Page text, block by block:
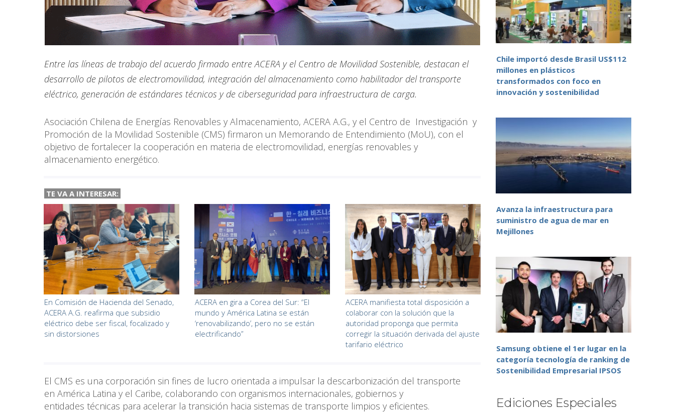
Entre las líneas de trabajo del acuerdo firmado entre ACERA y el Centro de Movilidad Sostenible, destacan el
desarrollo de pilotos de electromovilidad, integración del almacenamiento como habilitador del transporte
eléctrico, generación de estándares técnicos y de ciberseguridad para infraestructura de carga.
Asociación Chilena de Energías Renovables y Almacenamiento, ACERA A.G., y el Centro de Investigación y
Promoción de la Movilidad Sostenible (CMS) firmaron un Memorando de Entendimiento (MoU), con el
objetivo de fortalecer la cooperación en materia de electromovilidad, energías renovables y
almacenamiento energético.
TE VA A INTERESAR:
En Comisión de Hacienda del Senado,
ACERA A.G. reafirma que subsidio
eléctrico debe ser fiscal, focalizado y
sin distorsiones
ACERA en gira a Corea del Sur: “El
mundo y América Latina se están
‘renovabilizando’, pero no se están
electrificando”
ACERA manifiesta total disposición a
colaborar con la solución que la
autoridad proponga que permita
corregir la situación derivada del ajuste
tarifario eléctrico
El CMS es una corporación sin fines de lucro orientada a impulsar la descarbonización del transporte
en América Latina y el Caribe, colaborando con organismos internacionales, gobiernos y
entidades técnicas para acelerar la transición hacia sistemas de transporte limpios y eficientes.
Chile importó desde Brasil US$112
millones en plásticos
transformados con foco en
innovación y sostenibilidad
Avanza la infraestructura para
suministro de agua de mar en
Mejillones
Samsung obtiene el 1er lugar en la
categoría tecnología de ranking de
Sostenibilidad Empresarial IPSOS
Ediciones Especiales